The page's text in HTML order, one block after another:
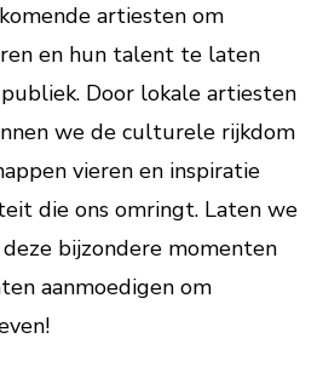
artiesten om
en hun talent te laten
Door lokale artiesten
we de culturele rijkdom
vieren en inspiratie
die ons omringt. Laten we
bijzondere momenten
aanmoedigen om